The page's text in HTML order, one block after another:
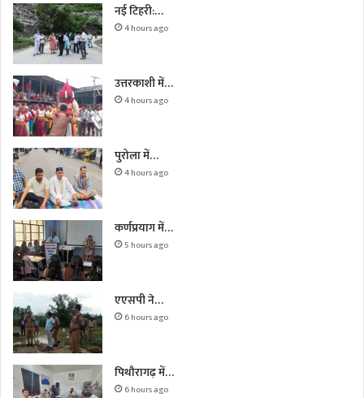
नई टिहरी:…
4 hours ago
उत्तरकाशी में…
4 hours ago
पुरोला में…
4 hours ago
कर्णप्रयाग में…
5 hours ago
एएसपी ने…
6 hours ago
पिथौरागढ़ में…
6 hours ago